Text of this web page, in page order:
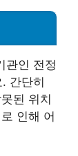
관인 전정
간단히
된 위치
인해 어